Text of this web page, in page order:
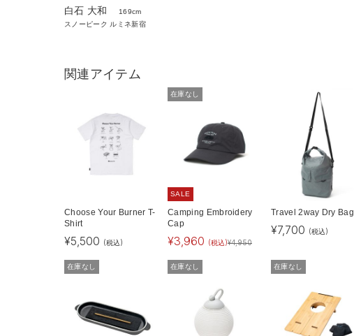
白石 大和
169cm
スノーピーク ルミネ新宿
関連アイテム
Choose Your Burner T-
Shirt
¥5,500 (税込)
在庫なし
SALE
Camping Embroidery
Cap
¥3,960 (税込)¥4,950
Travel 2way Dry Bag
¥7,700 (税込)
在庫なし 在庫なし 在庫なし